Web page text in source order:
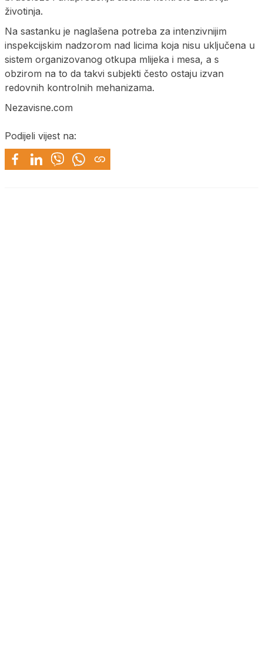
životinja.
Na sastanku je naglašena potreba za intenzivnijim
inspekcijskim nadzorom nad licima koja nisu uključena u
sistem organizovanog otkupa mlijeka i mesa, a s
obzirom na to da takvi subjekti često ostaju izvan
redovnih kontrolnih mehanizama.
Nezavisne.com
Podijeli vijest na: